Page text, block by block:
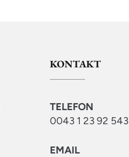
KONTAKT
TELEFON
0043 1 23 92 543
EMAIL